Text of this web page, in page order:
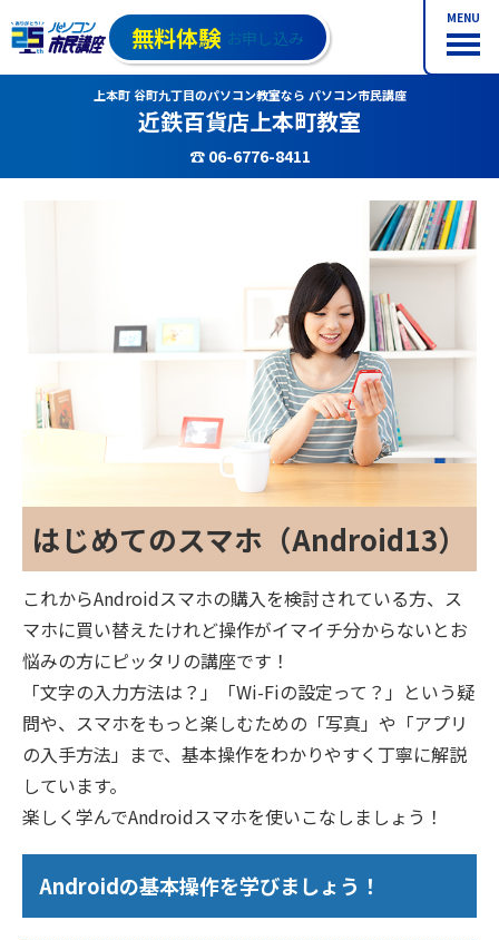
MENU
無料体験 お申し込み
上本町 谷町九丁目のパソコン教室なら パソコン市民講座
近鉄百貨店上本町教室
☎ 06-6776-8411
はじめてのスマホ（Android13）
これからAndroidスマホの購入を検討されている方、ス
マホに買い替えたけれど操作がイマイチ分からないとお
悩みの方にピッタリの講座です！
「文字の入力方法は？」「Wi-Fiの設定って？」という疑
問や、スマホをもっと楽しむための「写真」や「アプリ
の入手方法」まで、基本操作をわかりやすく丁寧に解説
しています。
楽しく学んでAndroidスマホを使いこなしましょう！
Androidの基本操作を学びましょう！